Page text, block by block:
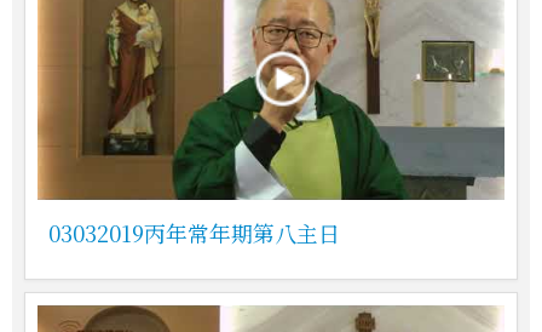
03032019丙年常年期第八主日